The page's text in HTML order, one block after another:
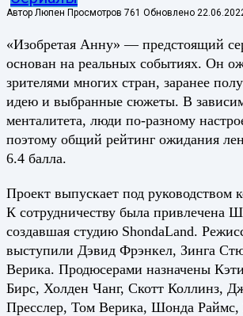
Автор Люпен Просмотров 761 Обновлено
«Изобретая Анну» — предстоящий
основан на реальных событиях. Он
зрителями многих стран, заранее
идею и выбранные сюжеты. В
менталитета, люди по-разному
поэтому общий рейтинг ожидания
6.4 балла.
Проект выпускает под руководством
К сотрудничеству была привлечена
создавшая студию ShondaLand.
выступили Дэвид Фрэнкел, Зинга
Верика. Продюсерами назначены
Бирс, Холден Чанг, Скотт Коллинз,
Пресслер, Том Верика, Шонда Раймс,